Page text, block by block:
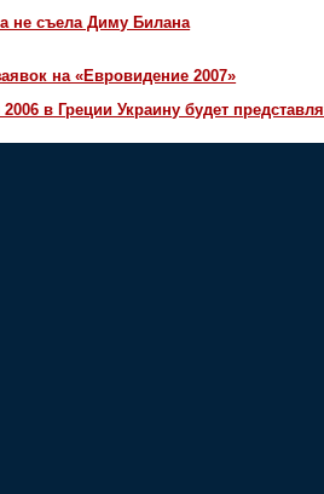
не съела Диму Билана
на «Евровидение 2007»
в Греции Украину будет